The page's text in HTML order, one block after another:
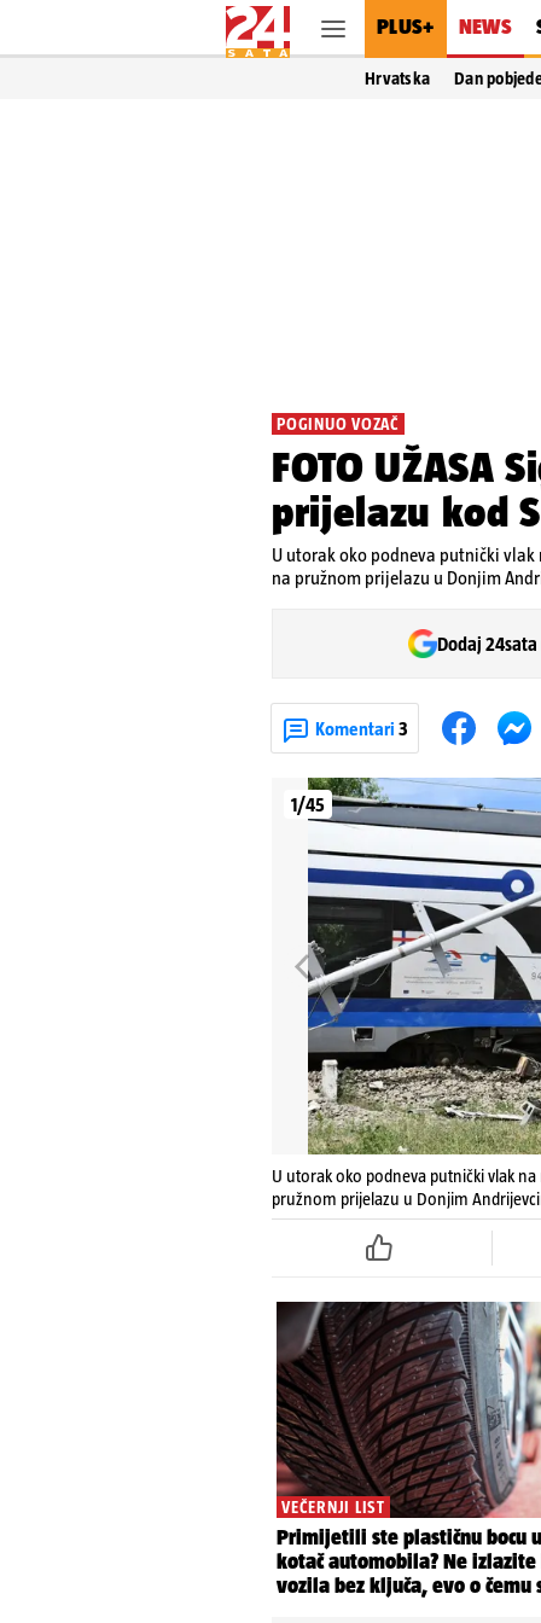
PLUS+ NEWS
Hrvatska Dan
POGINUO VOZAČ
FOTO UŽASA
prijelazu kod
U utorak oko podneva putnički vlak
na pružnom prijelazu u Donjim
Dodaj
Komentari 3
1/45
U utorak oko podneva putnički vlak
pružnom prijelazu u Donjim